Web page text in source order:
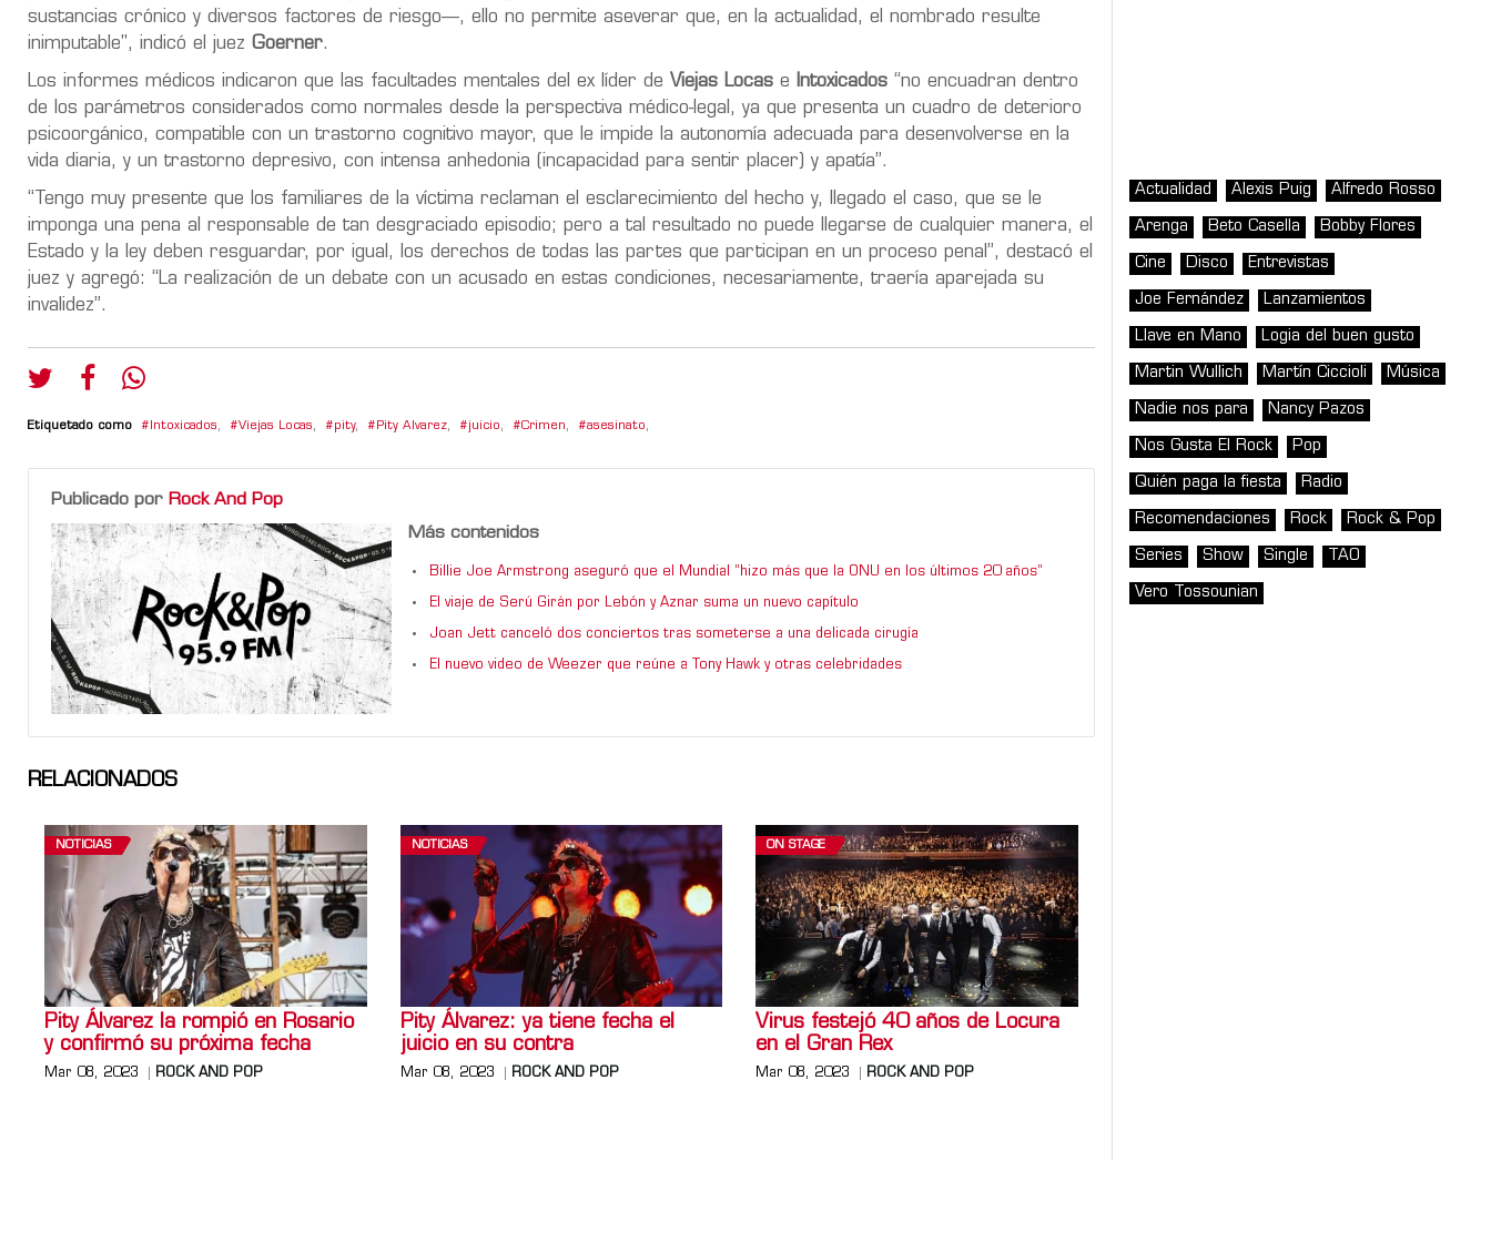
sustancias crónico y diversos factores de riesgo—, ello no permite aseverar que, en la actualidad, el nombrado resulte
inimputable", indicó el juez Goerner.
Los informes médicos indicaron que las facultades mentales del ex líder de Viejas Locas e Intoxicados “no encuadran dentro
de los parámetros considerados como normales desde la perspectiva médico-legal, ya que presenta un cuadro de deterioro
psicoorgánico, compatible con un trastorno cognitivo mayor, que le impide la autonomía adecuada para desenvolverse en la
vida diaria, y un trastorno depresivo, con intensa anhedonia (incapacidad para sentir placer) y apatía”.
“Tengo muy presente que los familiares de la víctima reclaman el esclarecimiento del hecho y, llegado el caso, que se le
imponga una pena al responsable de tan desgraciado episodio; pero a tal resultado no puede llegarse de cualquier manera, el
Estado y la ley deben resguardar, por igual, los derechos de todas las partes que participan en un proceso penal”, destacó el
juez y agregó: “La realización de un debate con un acusado en estas condiciones, necesariamente, traería aparejada su
invalidez”.
Etiquetado como Intoxicados, Viejas Locas, pity, Pity Alvarez, juicio, Crimen, asesinato,
Publicado por Rock And Pop
Más contenidos
Billie Joe Armstrong aseguró que el Mundial “hizo más que la ONU en los últimos 20 años”
El viaje de Serú Girán por Lebón y Aznar suma un nuevo capítulo
Joan Jett canceló dos conciertos tras someterse a una delicada cirugía
El nuevo video de Weezer que reúne a Tony Hawk y otras celebridades
RELACIONADOS
NOTICIAS
Pity Álvarez la rompió en Rosario
y confirmó su próxima fecha
Mar 08, 2023 ROCK AND POP
NOTICIAS
Pity Álvarez: ya tiene fecha el
juicio en su contra
Mar 08, 2023 ROCK AND POP
ON STAGE
Virus festejó 40 años de Locura
en el Gran Rex
Mar 08, 2023 ROCK AND POP
Actualidad Alexis Puig Alfredo Rosso
Arenga Beto Casella Bobby Flores
Cine Disco Entrevistas
Joe Fernández Lanzamientos
Llave en Mano Logia del buen gusto
Martin Wullich Martín Ciccioli Música
Nadie nos para Nancy Pazos
Nos Gusta El Rock Pop
Quién paga la fiesta Radio
Recomendaciones Rock Rock & Pop
Series Show Single TAO
Vero Tossounian